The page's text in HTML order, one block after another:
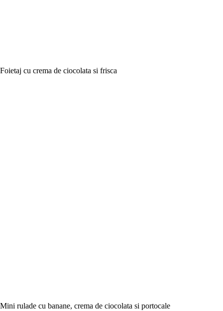
Foietaj cu crema de ciocolata si frisca
Mini rulade cu banane, crema de ciocolata si portocale